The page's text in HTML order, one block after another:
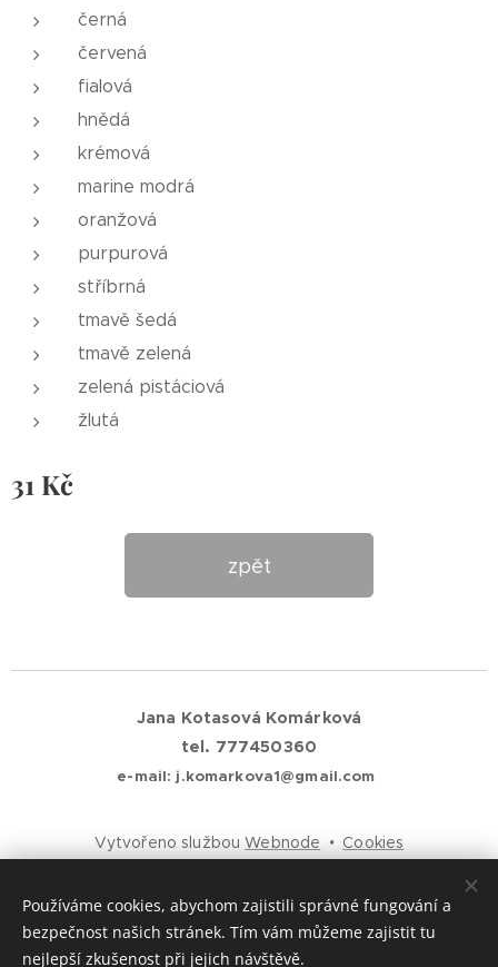
černá
červená
fialová
hnědá
krémová
marine modrá
oranžová
purpurová
stříbrná
tmavě šedá
tmavě zelená
zelená pistáciová
žlutá
31 Kč
zpět
Jana Kotasová Komárková
tel. 777450360
e-mail: j.komarkova1@gmail.com
Vytvořeno službouWebnode Cookies
Čeština
English
Používáme cookies, abychom zajistili správné fungování a
bezpečnost našich stránek. Tím vám můžeme zajistit tu
nejlepší zkušenost při jejich návštěvě.